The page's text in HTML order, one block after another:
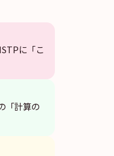
に「こ
「計算の